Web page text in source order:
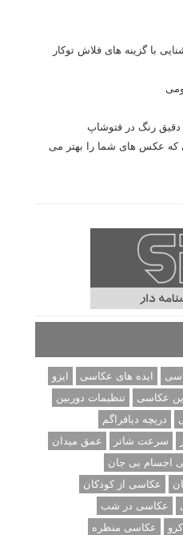
با گزینه های فلاش توکار
که عکس های شما را بهتر می
ایده های عکاسی
ایزو
عکاسی
تنظیمات دوربین
دریچه دیافراگم
سرعت شاتر
عمق میدان
اجسام بی جان
عکاسی از کودکان
عکاسی در شب
عکاسی منظره